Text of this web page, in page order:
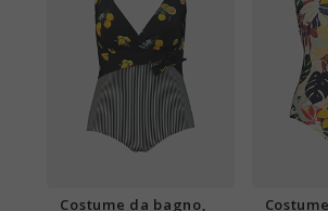
Costume da bagno,